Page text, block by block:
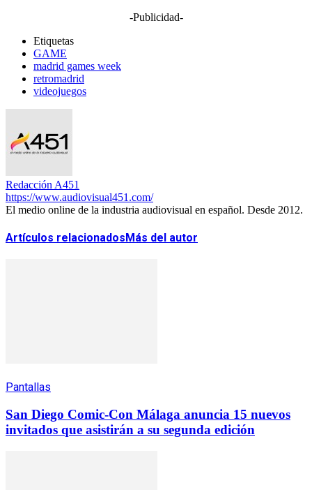
-Publicidad-
Etiquetas
GAME
madrid games week
retromadrid
videojuegos
Redacción A451
https://www.audiovisual451.com/
El medio online de la industria audiovisual en español. Desde 2012.
Artículos relacionadosMás del autor
Pantallas
San Diego Comic-Con Málaga anuncia 15 nuevos
invitados que asistirán a su segunda edición